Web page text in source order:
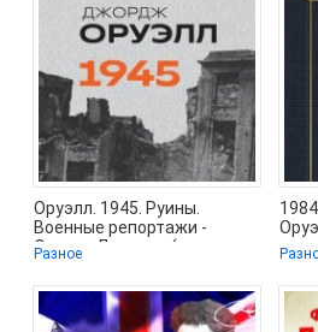
Оруэлл. 1945. Руины.
Военные репортажи -
Оруэлл Джордж (книги
Разное